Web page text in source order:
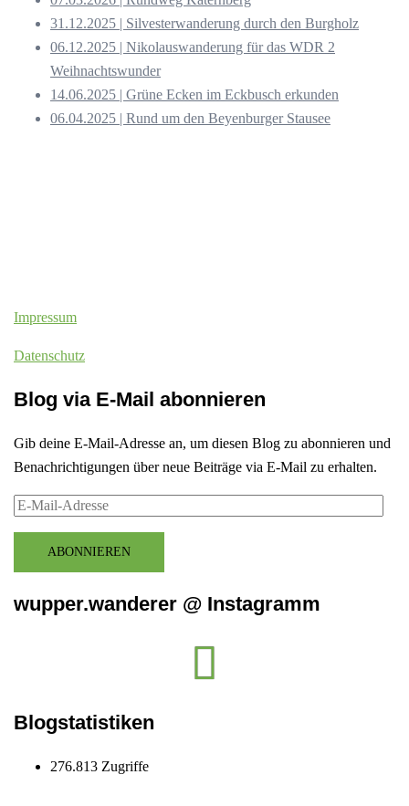
31.12.2025 | Silvesterwanderung durch den Burgholz
06.12.2025 | Nikolauswanderung für das WDR 2
Weihnachtswunder
14.06.2025 | Grüne Ecken im Eckbusch erkunden
06.04.2025 | Rund um den Beyenburger Stausee
Impressum
Datenschutz
Blog via E-Mail abonnieren
Gib deine E-Mail-Adresse an, um diesen Blog zu abonnieren und
Benachrichtigungen über neue Beiträge via E-Mail zu erhalten.
E-
AdresseABONNIEREN
wupper.wanderer @ Instagramm
Blogstatistiken
276.813 Zugriffe